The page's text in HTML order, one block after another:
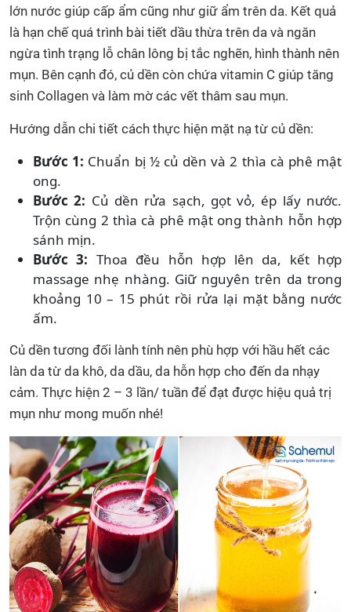
lớn nước giúp cấp ẩm cũng như giữ ẩm trên da. Kết quả
là hạn chế quá trình bài tiết dầu thừa trên da và ngăn
ngừa tình trạng lỗ chân lông bị tắc nghẽn, hình thành nên
mụn. Bên cạnh đó, củ dền còn chứa vitamin C giúp tăng
sinh Collagen và làm mờ các vết thâm sau mụn.
Hướng dẫn chi tiết cách thực hiện mặt nạ từ củ dền:
Bước 1: Chuẩn bị ½ củ dền và 2 thìa cà phê mật
ong.
Bước 2: Củ dền rửa sạch, gọt vỏ, ép lấy nước.
Trộn cùng 2 thìa cà phê mật ong thành hỗn hợp
sánh mịn.
Bước 3: Thoa đều hỗn hợp lên da, kết hợp
massage nhẹ nhàng. Giữ nguyên trên da trong
khoảng 10 – 15 phút rồi rửa lại mặt bằng nước
ấm.
Củ dền tương đối lành tính nên phù hợp với hầu hết các
làn da từ da khô, da dầu, da hỗn hợp cho đến da nhạy
cảm. Thực hiện 2 – 3 lần/ tuần để đạt được hiệu quả trị
mụn như mong muốn nhé!